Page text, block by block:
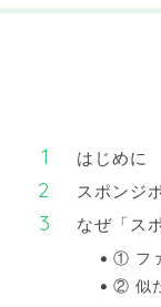
はじめに
スポンジ
なぜ「ス
① フ
② 似